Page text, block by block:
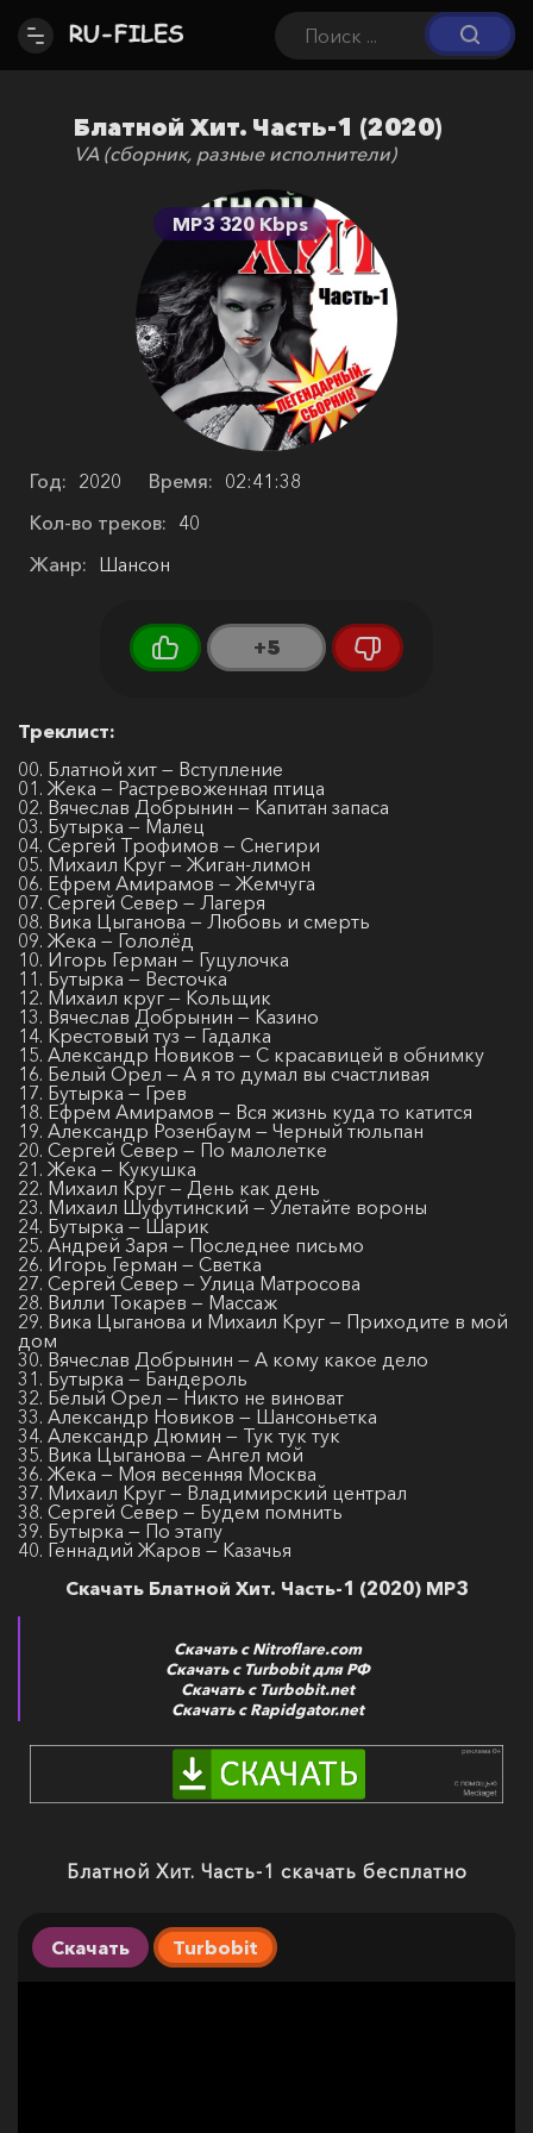
Блатной Хит. Часть-1 (2020)
VA (сборник, разные исполнители)
MP3 320 Kbps
Год: 2020 Время: 02:41:38
Кол-во треков: 40
Жанр: Шансон
+5
Треклист:
00. Блатной хит — Вступление
01. Жека — Растревоженная птица
02. Вячеслав Добрынин — Капитан запаса
03. Бутырка — Малец
04. Сергей Трофимов — Снегири
05. Михаил Круг — Жиган-лимон
06. Ефрем Амирамов — Жемчуга
07. Сергей Север — Лагеря
08. Вика Цыганова — Любовь и смерть
09. Жека — Гололёд
10. Игорь Герман — Гуцулочка
11. Бутырка — Весточка
12. Михаил круг — Кольщик
13. Вячеслав Добрынин — Казино
14. Крестовый туз — Гадалка
15. Александр Новиков — С красавицей в обнимку
16. Белый Орел — А я то думал вы счастливая
17. Бутырка — Грев
18. Ефрем Амирамов — Вся жизнь куда то катится
19. Александр Розенбаум — Черный тюльпан
20. Сергей Север — По малолетке
21. Жека — Кукушка
22. Михаил Круг — День как день
23. Михаил Шуфутинский — Улетайте вороны
24. Бутырка — Шарик
25. Андрей Заря — Последнее письмо
26. Игорь Герман — Светка
27. Сергей Север — Улица Матросова
28. Вилли Токарев — Массаж
29. Вика Цыганова и Михаил Круг — Приходите в мой
дом
30. Вячеслав Добрынин — А кому какое дело
31. Бутырка — Бандероль
32. Белый Орел — Никто не виноват
33. Александр Новиков — Шансоньетка
34. Александр Дюмин — Тук тук тук
35. Вика Цыганова — Ангел мой
36. Жека — Моя весенняя Москва
37. Михаил Круг — Владимирский централ
38. Сергей Север — Будем помнить
39. Бутырка — По этапу
40. Геннадий Жаров — Казачья
Скачать Блатной Хит. Часть-1 (2020) MP3
Скачать с Nitroflare.com
Скачать с Turbobit для РФ
Скачать с Turbobit.net
Скачать с Rapidgator.net
Блатной Хит. Часть-1 скачать бесплатно
Скачать Turbobit